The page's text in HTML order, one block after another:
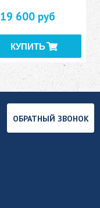
19 600 руб
ОБРАТНЫЙ ЗВОНОК